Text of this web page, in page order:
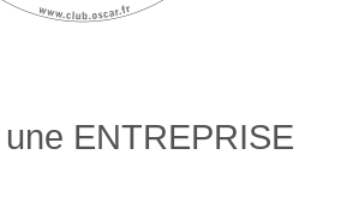
ENTREPRISE